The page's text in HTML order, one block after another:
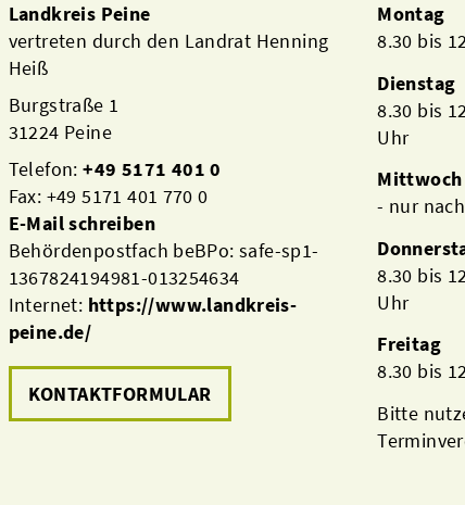
Landkreis Peine
vertreten durch den Landrat Henning
Heiß
Burgstraße 1
31224 Peine
Telefon:+49 5171 401 0
Fax: +49 5171 401 770 0
E-Mail schreiben
Behördenpostfach beBPo: safe-sp1-
1367824194981-013254634
Internet: https://www.landkreis-
peine.de/
KONTAKTFORMULAR
Montag
8.30 bis
Dienstag
8.30 bis
Uhr
Mittwoch
- nur
8.30 bis
Uhr
Freitag
8.30 bis
Bitte